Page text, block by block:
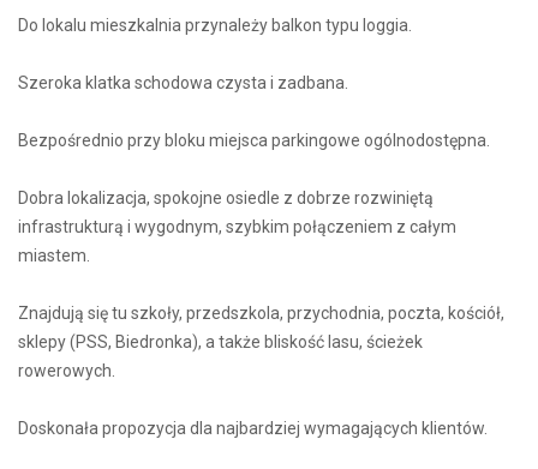
Do lokalu mieszkalnia przynależy balkon typu loggia.
Szeroka klatka schodowa czysta i zadbana.
Bezpośrednio przy bloku miejsca parkingowe ogólnodostępna.
Dobra lokalizacja, spokojne osiedle z dobrze rozwiniętą
infrastrukturą i wygodnym, szybkim połączeniem z całym
miastem.
Znajdują się tu szkoły, przedszkola, przychodnia, poczta, kościół,
sklepy (PSS, Biedronka), a także bliskość lasu, ścieżek
rowerowych.
Doskonała propozycja dla najbardziej wymagających klientów.